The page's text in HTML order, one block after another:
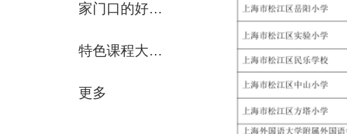
家门口的好学校
特色课程大赏-运动课
更多